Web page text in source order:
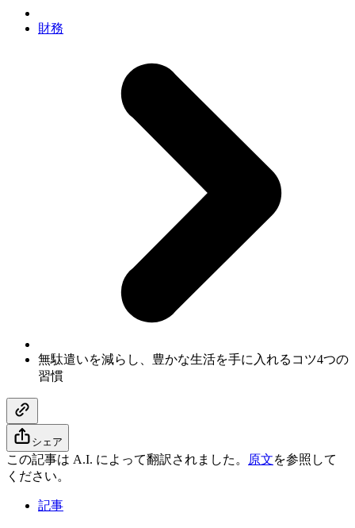
財務
無駄遣いを減らし、豊かな生活を手に入れるコツ4つの
習慣
シェア
この記事は A.I. によって翻訳されました。 原文を参照して
ください。
記事